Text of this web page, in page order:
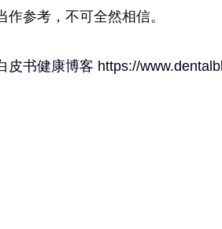
作参考，不可全然相信。
皮书健康博客 https://